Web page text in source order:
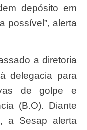
depósito em
possível”, alerta
delegacia para
de golpe e
(B.O). Diante
a Sesap alerta